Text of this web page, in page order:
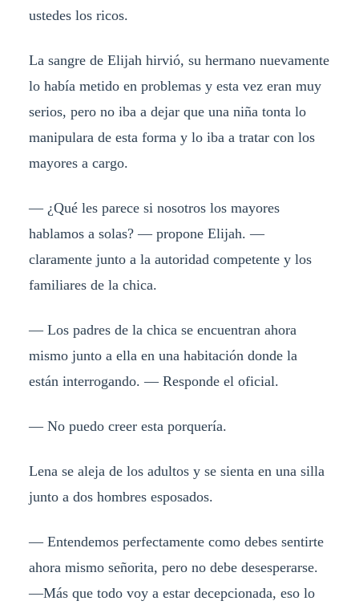
ustedes los ricos.
La sangre de Elijah hirvió, su hermano nuevamente
lo había metido en problemas y esta vez eran muy
serios, pero no iba a dejar que una niña tonta lo
manipulara de esta forma y lo iba a tratar con los
mayores a cargo.
— ¿Qué les parece si nosotros los mayores
hablamos a solas? — propone Elijah. —
claramente junto a la autoridad competente y los
familiares de la chica.
— Los padres de la chica se encuentran ahora
mismo junto a ella en una habitación donde la
están interrogando. — Responde el oficial.
— No puedo creer esta porquería.
Lena se aleja de los adultos y se sienta en una silla
junto a dos hombres esposados.
— Entendemos perfectamente como debes sentirte
ahora mismo señorita, pero no debe desesperarse.
—Más que todo voy a estar decepcionada, eso lo